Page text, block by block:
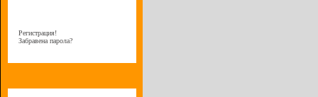
Регистрация!
Забравена парола?